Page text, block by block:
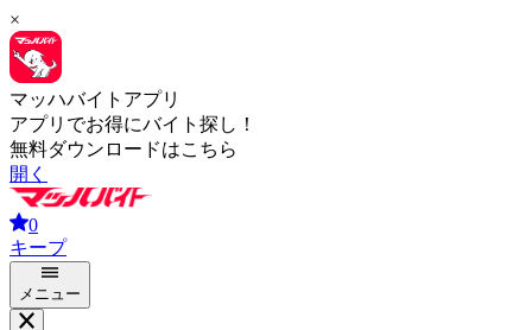
×
マッハバイトアプリ
アプリでお得にバイト探し！
無料ダウンロードはこちら
開く
0
キープ
メニュー